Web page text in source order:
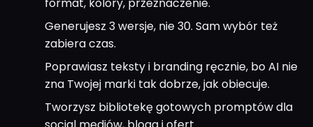
Generujesz 3 wersje, nie 30. Sam wybór też
zabiera czas.
Poprawiasz teksty i branding ręcznie, bo AI nie
zna Twojej marki tak dobrze, jak obiecuje.
Tworzysz bibliotekę gotowych promptów dla